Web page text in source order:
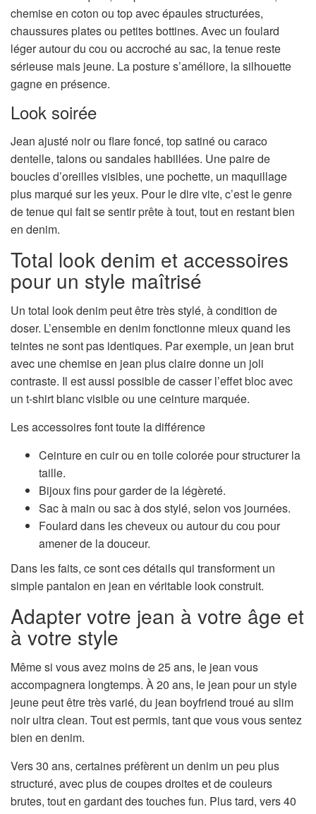
chemise en coton ou top avec épaules structurées,
chaussures plates ou petites bottines. Avec un foulard
léger autour du cou ou accroché au sac, la tenue reste
sérieuse mais jeune. La posture s’améliore, la silhouette
gagne en présence.
Look soirée
Jean ajusté noir ou flare foncé, top satiné ou caraco
dentelle, talons ou sandales habillées. Une paire de
boucles d’oreilles visibles, une pochette, un maquillage
plus marqué sur les yeux. Pour le dire vite, c’est le genre
de tenue qui fait se sentir prête à tout, tout en restant bien
en denim.
Total look denim et accessoires
pour un style maîtrisé
Un total look denim peut être très stylé, à condition de
doser. L’ensemble en denim fonctionne mieux quand les
teintes ne sont pas identiques. Par exemple, un jean brut
avec une chemise en jean plus claire donne un joli
contraste. Il est aussi possible de casser l’effet bloc avec
un t-shirt blanc visible ou une ceinture marquée.
Les accessoires font toute la différence
Ceinture en cuir ou en toile colorée pour structurer la
taille.
Bijoux fins pour garder de la légèreté.
Sac à main ou sac à dos stylé, selon vos journées.
Foulard dans les cheveux ou autour du cou pour
amener de la douceur.
Dans les faits, ce sont ces détails qui transforment un
simple pantalon en jean en véritable look construit.
Adapter votre jean à votre âge et
à votre style
Même si vous avez moins de 25 ans, le jean vous
accompagnera longtemps. À 20 ans, le jean pour un style
jeune peut être très varié, du jean boyfriend troué au slim
noir ultra clean. Tout est permis, tant que vous vous sentez
bien en denim.
Vers 30 ans, certaines préfèrent un denim un peu plus
structuré, avec plus de coupes droites et de couleurs
brutes, tout en gardant des touches fun. Plus tard, vers 40